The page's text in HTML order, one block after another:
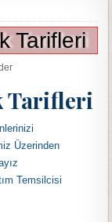
Tarifleri
Tarifleri
Üzerinden
Temsilcisi